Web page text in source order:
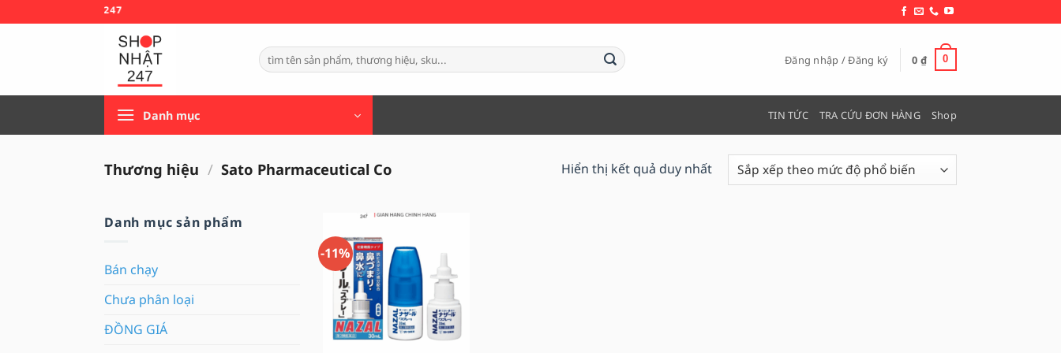
qua
Tìm
kiếm:
Đăng nhập / Đăng ký 0 ₫ 0
Danh mục TIN TỨC TRA CỨU ĐƠN HÀNG Shop
Thương hiệu / Sato Pharmaceutical Co Hiển thị kết quả duy nhất
Danh mục sản phẩm
Bán chạy
Chưa phân loại
ĐỒNG GIÁ
-11%